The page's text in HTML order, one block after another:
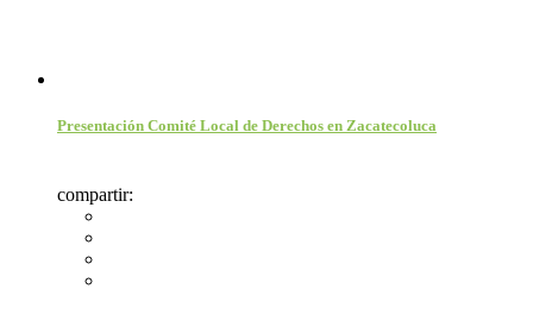
Presentación Comité Local de Derechos en Zacatecoluca
compartir: